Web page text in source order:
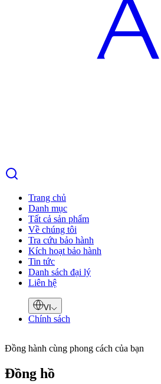
Trang chủ
Danh mục
Tất cả sản phẩm
Về chúng tôi
Tra cứu bảo hành
Kích hoạt bảo hành
Tin tức
Danh sách đại lý
Liên hệ
VI
Chính sách
Đồng hành cùng phong cách của bạn
Đồng hồ